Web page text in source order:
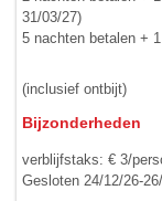
31/03/27)
5 nachten betalen +
(inclusief ontbijt)
Bijzonderheden
verblijfstaks: € 3/
Gesloten 24/12/26-